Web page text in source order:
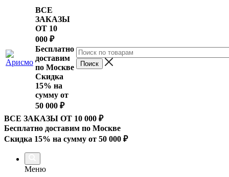
ВСЕ
ЗАКАЗЫ
ОТ 10
000 ₽
Бесплатно
доставим
по Москве
Скидка
15% на
сумму от
50 000 ₽
ВСЕ ЗАКАЗЫ ОТ 10 000 ₽
Бесплатно доставим по Москве
Скидка 15% на сумму от 50 000 ₽
Меню